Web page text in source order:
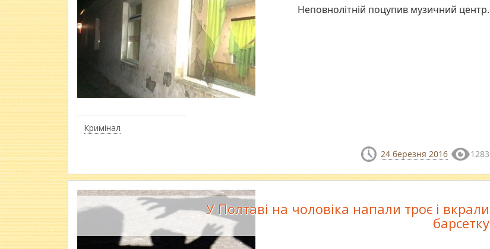
Кримінал
Неповнолітній поцупив музичний центр.
24 березня 2016 1283
У Полтаві на чоловіка напали троє і вкрали
барсетку